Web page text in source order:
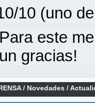
10 (uno
Para este
un gracias!
/ Novedades /